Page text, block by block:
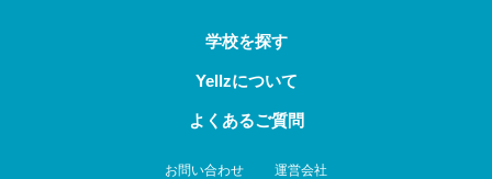
学校を探す
Yellzについて
よくあるご質問
お問い合わせ 運営会社